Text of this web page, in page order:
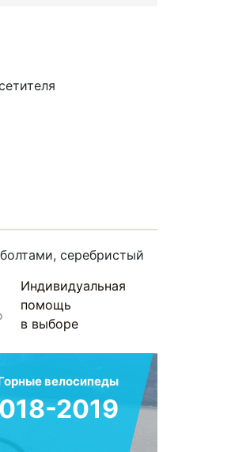
серебристый
Индивидуальная
помощь
в выборе
велосипеды
2019